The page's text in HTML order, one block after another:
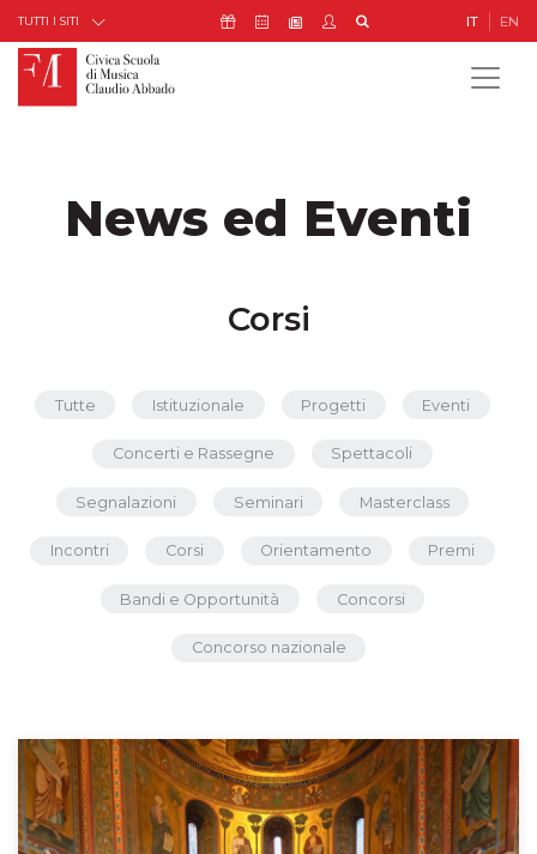
Skip to Content
TUTTI I SITI Icona Sostienici
Icona Calendario Eventi
Icona Newsletter
Icona My Civica IT EN
News ed Eventi
Corsi
Tutte Istituzionale Progetti Eventi
Concerti e Rassegne Spettacoli
Segnalazioni Seminari Masterclass
Incontri Corsi Orientamento Premi
Bandi e Opportunità Concorsi
Concorso nazionale